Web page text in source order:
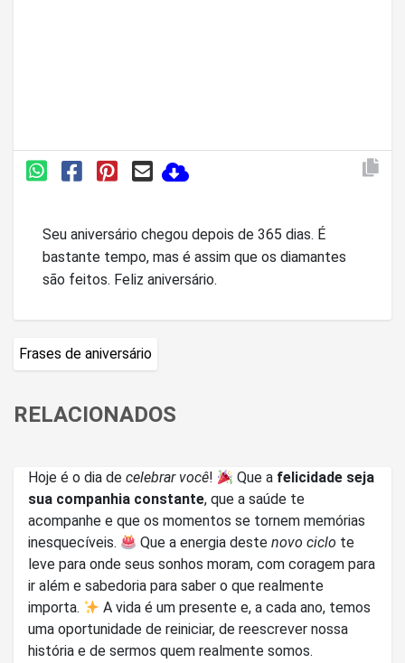
Seu aniversário chegou depois de 365 dias. É
bastante tempo, mas é assim que os diamantes
são feitos. Feliz aniversário.
Frases de aniversário
RELACIONADOS
Hoje é o dia de celebrar você! Que a felicidade seja
sua companhia constante, que a saúde te
acompanhe e que os momentos se tornem memórias
inesquecíveis.
Que a energia destenovo ciclo te
leve para onde seus sonhos moram, com coragem para
ir além e sabedoria para saber o que realmente
importa.
A vida é um presente e, a cada ano, temos
uma oportunidade de reiniciar, de reescrever nossa
história e de sermos quem realmente somos.